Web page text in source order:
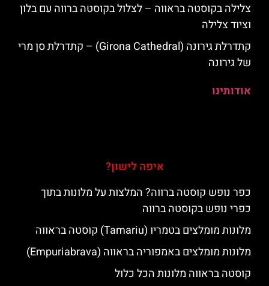
צלילה בקוסטה בראווה – לצלול בקוסטה ברווה עם בלון
וציוד צלילה
קתדרלת גירונה (Girona Cathedral) – קתדרלת סן מרי
של גירונה
אודותינו
איפה לישון?
כפר נופש קוסטה ברווה? המלצות על מלונות בתוך
כפרי נופש בקוסטה ברווה
מלונות מומלצים בטמריו (Tamariu) קוסטה בראווה
מלונות מומלצים באמפוריה בראווה (Empuriabrava)
קוסטה בראווה מלונות הכל כלול